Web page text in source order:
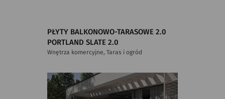
PŁYTY BALKONOWO-TARASOWE 2.0
PORTLAND SLATE 2.0
Wnętrza komercyjne, Taras i ogród